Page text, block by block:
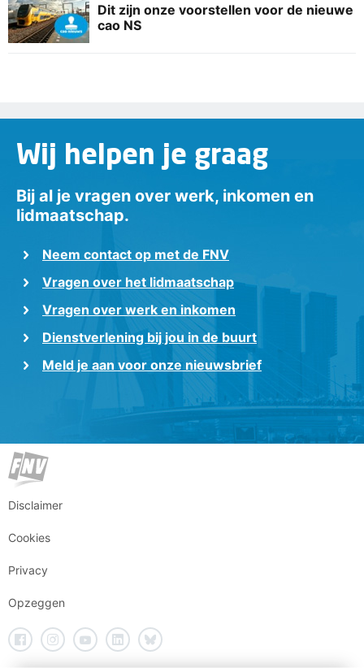
Dit zijn onze voorstellen voor de nieuwe
cao NS
Wij helpen je graag
Bij al je vragen over werk, inkomen en
lidmaatschap.
Neem contact op met de FNV
Vragen over het lidmaatschap
Vragen over werk en inkomen
Dienstverlening bij jou in de buurt
Meld je aan voor onze nieuwsbrief
Disclaimer
Cookies
Privacy
Opzeggen